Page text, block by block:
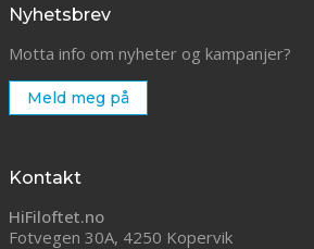
Nyhetsbrev
Motta info om nyheter og kampanjer?
Meld meg på
Kontakt
HiFiloftet.no
Fotvegen 30A, 4250 Kopervik